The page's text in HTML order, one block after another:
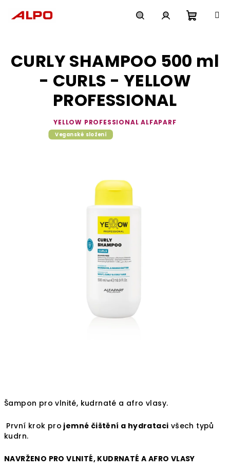
košík
Šampon pro vlnité, kudrnaté a afro vlasy.
První krok pro jemné čištění a hydrataci všech typů
kudrn.
NAVRŽENO PRO VLNITÉ, KUDRNATÉ A AFRO VLASY
CURLY SHAMPOO 500 ml
- CURLS - YELLOW
PROFESSIONAL
YELLOW PROFESSIONAL ALFAPARF
Veganské složení